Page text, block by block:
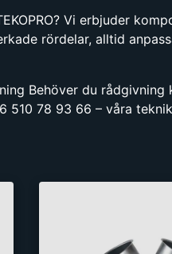
Vi erbjuder
rördelar, alltid
Behöver du
510 78 93 66 – våra